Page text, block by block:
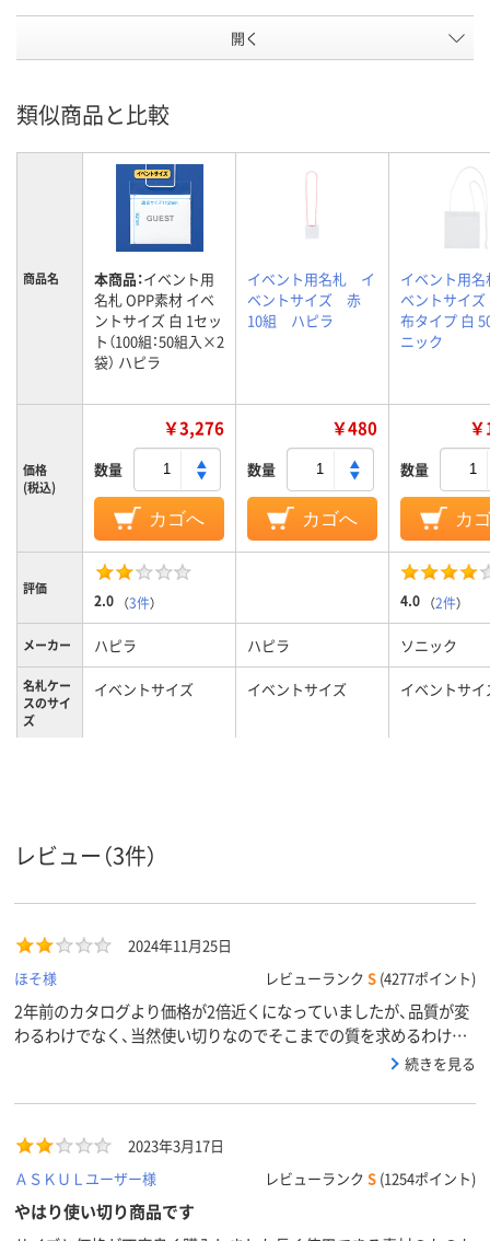
開く
類似商品と比較
商品名 本商品：イベント用
名札 OPP素材 イベ
ントサイズ 白 1セッ
ト（100組：50組入×2
袋） ハピラ
イベント用名札 イ
ベントサイズ 赤
10組 ハピラ
イベント用名
ベントサイズ
布タイプ 白
ニック
価格
(税込)
￥3,276
数量
カゴへ
￥480
数量
カゴへ
数量
カ
評価
2.0 （3件） 4.0 （2件）
メーカー ハピラ ハピラ ソニック
名札ケー
スのサイ
ズ
イベントサイズ イベントサイズ イベントサイ
レビュー（3件）
2024年11月25日
ほそ様
レビューランク S (4277ポイント)
2年前のカタログより価格が2倍近くになっていましたが、品質が変
わるわけでなく、当然使い切りなのでそこまでの質を求めるわけで
はありませんが、それにしてもペラペラで、使い切りどころか当日中
続きを見る
2023年3月17日
ＡＳＫＵＬユーザー様
レビューランク S (1254ポイント)
やはり使い切り商品です